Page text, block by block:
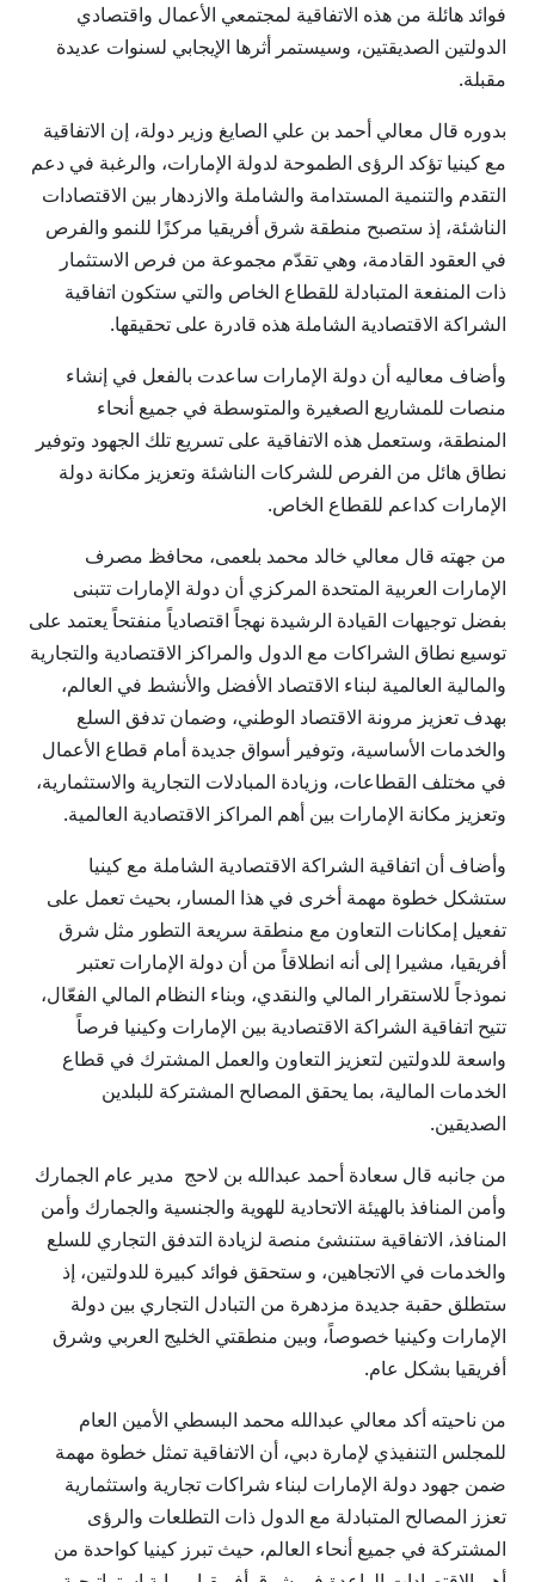
فوائد هائلة من هذه الاتفاقية لمجتمعي الأعمال واقتصادي
الدولتين الصديقتين، وسيستمر أثرها الإيجابي لسنوات عديدة
مقبلة.
بدوره قال معالي أحمد بن علي الصايغ وزير دولة، إن الاتفاقية
مع كينيا تؤكد الرؤى الطموحة لدولة الإمارات، والرغبة في دعم
التقدم والتنمية المستدامة والشاملة والازدهار بين الاقتصادات
الناشئة، إذ ستصبح منطقة شرق أفريقيا مركزًا للنمو والفرص
في العقود القادمة، وهي تقدّم مجموعة من فرص الاستثمار
ذات المنفعة المتبادلة للقطاع الخاص والتي ستكون اتفاقية
الشراكة الاقتصادية الشاملة هذه قادرة على تحقيقها.
وأضاف معاليه أن دولة الإمارات ساعدت بالفعل في إنشاء
منصات للمشاريع الصغيرة والمتوسطة في جميع أنحاء
المنطقة، وستعمل هذه الاتفاقية على تسريع تلك الجهود وتوفير
نطاق هائل من الفرص للشركات الناشئة وتعزيز مكانة دولة
الإمارات كداعم للقطاع الخاص.
من جهته قال معالي خالد محمد بلعمى، محافظ مصرف
الإمارات العربية المتحدة المركزي أن دولة الإمارات تتبنى
بفضل توجيهات القيادة الرشيدة نهجاً اقتصادياً منفتحاً يعتمد على
توسيع نطاق الشراكات مع الدول والمراكز الاقتصادية والتجارية
والمالية العالمية لبناء الاقتصاد الأفضل والأنشط في العالم،
بهدف تعزيز مرونة الاقتصاد الوطني، وضمان تدفق السلع
والخدمات الأساسية، وتوفير أسواق جديدة أمام قطاع الأعمال
في مختلف القطاعات، وزيادة المبادلات التجارية والاستثمارية،
وتعزيز مكانة الإمارات بين أهم المراكز الاقتصادية العالمية.
وأضاف أن اتفاقية الشراكة الاقتصادية الشاملة مع كينيا
ستشكل خطوة مهمة أخرى في هذا المسار، بحيث تعمل على
تفعيل إمكانات التعاون مع منطقة سريعة التطور مثل شرق
أفريقيا، مشيرا إلى أنه انطلاقاً من أن دولة الإمارات تعتبر
نموذجاً للاستقرار المالي والنقدي، وبناء النظام المالي الفعّال،
تتيح اتفاقية الشراكة الاقتصادية بين الإمارات وكينيا فرصاً
واسعة للدولتين لتعزيز التعاون والعمل المشترك في قطاع
الخدمات المالية، بما يحقق المصالح المشتركة للبلدين
الصديقين.
من جانبه قال سعادة أحمد عبدالله بن لاحج مدير عام الجمارك
وأمن المنافذ بالهيئة الاتحادية للهوية والجنسية والجمارك وأمن
المنافذ، الاتفاقية ستنشئ منصة لزيادة التدفق التجاري للسلع
والخدمات في الاتجاهين، و ستحقق فوائد كبيرة للدولتين، إذ
ستطلق حقبة جديدة مزدهرة من التبادل التجاري بين دولة
الإمارات وكينيا خصوصاً، وبين منطقتي الخليج العربي وشرق
أفريقيا بشكل عام.
من ناحيته أكد معالي عبدالله محمد البسطي الأمين العام
للمجلس التنفيذي لإمارة دبي، أن الاتفاقية تمثل خطوة مهمة
ضمن جهود دولة الإمارات لبناء شراكات تجارية واستثمارية
تعزز المصالح المتبادلة مع الدول ذات التطلعات والرؤى
المشتركة في جميع أنحاء العالم، حيث تبرز كينيا كواحدة من